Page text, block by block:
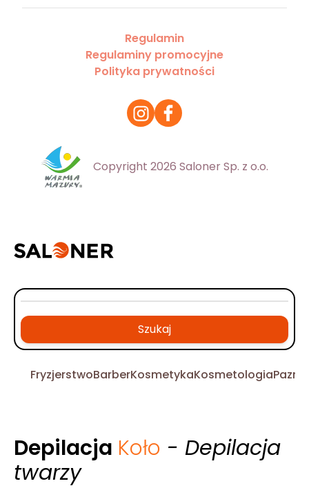
Regulamin
Regulaminy promocyjne
Polityka prywatności
Copyright 2026 Saloner Sp. z o.o.
Szukaj
FryzjerstwoBarberKosmetykaKosmetologia
Depilacja Koło - Depilacja
twarzy